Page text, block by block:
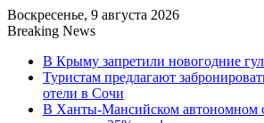
Воскресенье, 9 августа 2026
Breaking News
В Крыму запретили новогодние
Туристам предлагают
отели в Сочи
В Ханты-Мансийском автономном